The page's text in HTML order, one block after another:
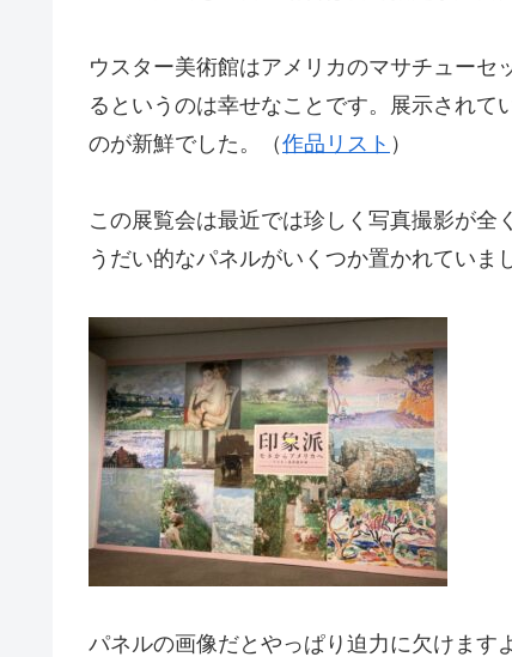
ウスター美術館はアメリカのマサチューセ
るというのは幸せなことです。展示され
のが新鮮でした。（作品リスト ）
この展覧会は最近では珍しく写真撮影が全
うだい的なパネルがいくつか置かれていま
パネルの画像だとやっぱり迫力に欠けます